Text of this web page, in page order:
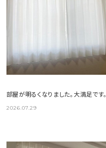
部屋が明るくなりました。大満足です。
2026.07.29